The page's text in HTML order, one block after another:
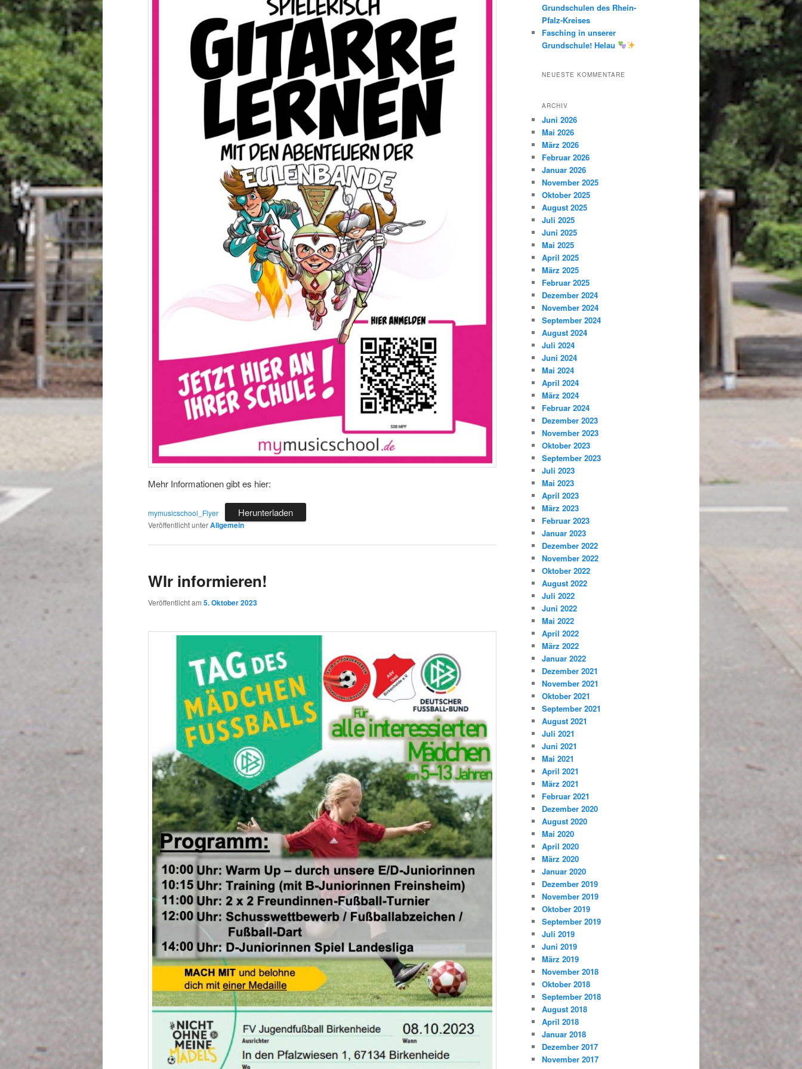
Mehr Informationen gibt es hier:
mymusicschool_Flyer Herunterladen
Veröffentlicht unterAllgemein
WIr informieren!
Veröffentlicht am 5. Oktober 2023
Grundschulen des Rhein-
Pfalz-Kreises
Fasching in unserer
Grundschule! Helau
NEUESTE KOMMENTARE
ARCHIV
Juni 2026
Mai 2026
März 2026
Februar 2026
Januar 2026
November 2025
Oktober 2025
August 2025
Juli 2025
Juni 2025
Mai 2025
April 2025
März 2025
Februar 2025
Dezember 2024
November 2024
September 2024
August 2024
Juli 2024
Juni 2024
Mai 2024
April 2024
März 2024
Februar 2024
Dezember 2023
November 2023
Oktober 2023
September 2023
Juli 2023
Mai 2023
April 2023
März 2023
Februar 2023
Januar 2023
Dezember 2022
November 2022
Oktober 2022
August 2022
Juli 2022
Juni 2022
Mai 2022
April 2022
März 2022
Januar 2022
Dezember 2021
November 2021
Oktober 2021
September 2021
August 2021
Juli 2021
Juni 2021
Mai 2021
April 2021
März 2021
Februar 2021
Dezember 2020
August 2020
Mai 2020
April 2020
März 2020
Januar 2020
Dezember 2019
November 2019
Oktober 2019
September 2019
Juli 2019
Juni 2019
März 2019
November 2018
Oktober 2018
September 2018
August 2018
April 2018
Januar 2018
Dezember 2017
November 2017